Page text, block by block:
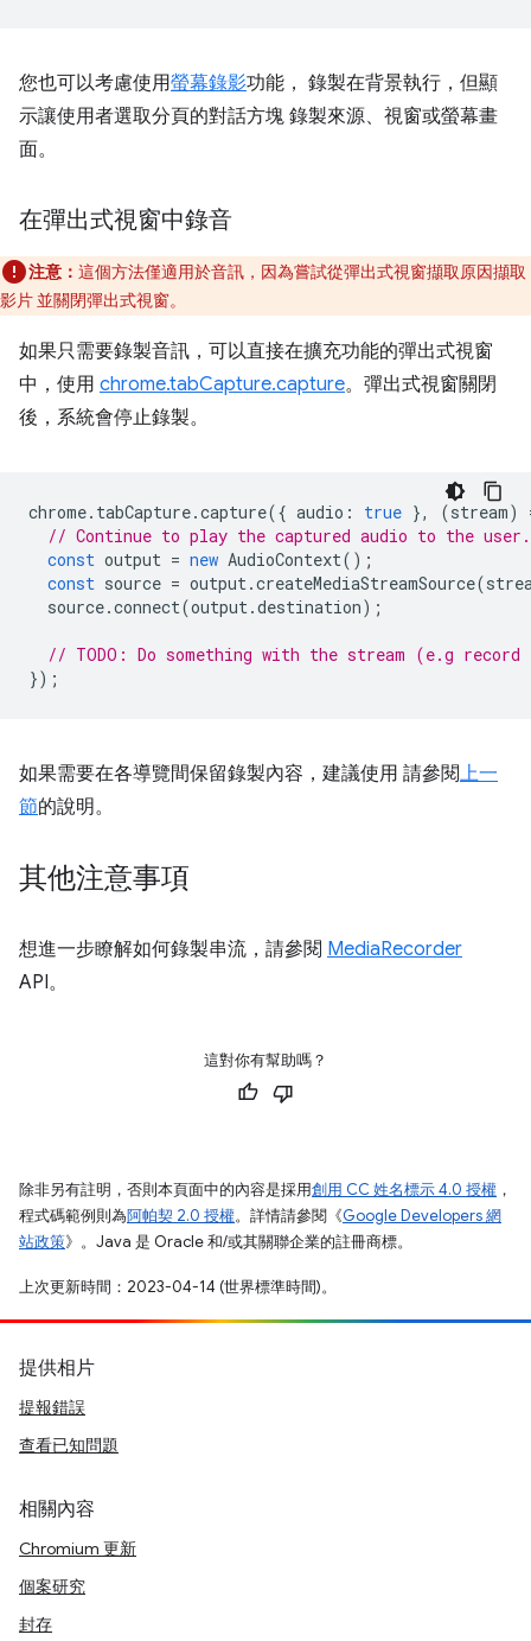
您也可以考慮使用螢幕錄影功能， 錄製在背景執行，但顯
示讓使用者選取分頁的對話方塊 錄製來源、視窗或螢幕畫
面。
在彈出式視窗中錄音
注意： 這個方法僅適用於音訊，因為嘗試從彈出式視窗擷取原因擷取
影片 並關閉彈出式視窗。
如果只需要錄製音訊，可以直接在擴充功能的彈出式視窗
中，使用 chrome.tabCapture.capture。彈出式視窗關閉
後，系統會停止錄製。
chrome. tabCapture.capture({ audio : true }, (stream)
// Continue to play the captured audio to the user.
const output = new AudioContext();
const source = output .createMediaStreamSource(
source.connect(output .destination);
// TODO: Do something with the stream (e.g
});
如果需要在各導覽間保留錄製內容，建議使用 請參閱上一
節的說明。
其他注意事項
想進一步瞭解如何錄製串流，請參閱 MediaRecorder
API。
這對你有幫助嗎？
除非另有註明，否則本頁面中的內容是採用創用 CC 姓名標示 4.0 授權 ，
程式碼範例則為阿帕契 2.0 授權。詳情請參閱《Google Developers 網
站政策》。Java 是 Oracle 和/或其關聯企業的註冊商標。
上次更新時間：2023-04-14 (世界標準時間)。
提供相片
提報錯誤
查看已知問題
相關內容
Chromium 更新
個案研究
封存